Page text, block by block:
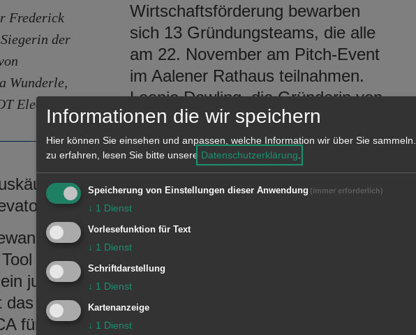
Frederick
der
Wunderle,
Electronic
Wirtschaftsförderung bewarben
sich 13 Gründungsteams, die alle
am 22. November am Pitch-Event
im Aalener Rathaus teilnahmen.
Leonie Dowling, die Gründerin von
MeinHaus.Digital, überzeugte die
Jury mit ihrer Geschäftsidee eines
digitalen und KI-basierten Umbau-
und -käufer und zieht ins Landesfinale
Pitch 2024/2025“ ein.
das Team von AI Vision Guard, ebenfalls mit
für Markenrecherchen und -anmeldung. Den
junges Team aus Schwäbisch Gmünd. Die App
das Thema Berufsorientierung auf. Einer der
für die besten Handelsideen ging an Mini’s
Informationen die wir speichern
Hier können Sie einsehen und anpassen, welche Information wir über Sie sammeln.
zu erfahren, lesen Sie bitte unsere Datenschutzerklärung.
Speicherung von Einstellungen dieser Anwendung (immer erforderlich)
↓ 1 Dienst
Vorlesefunktion für Text
↓ 1 Dienst
Schriftdarstellung
↓ 1 Dienst
Kartenanzeige
↓ 1 Dienst